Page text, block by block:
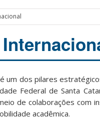
um dos pilares
Federal de Santa
de colaborações com
acadêmica.